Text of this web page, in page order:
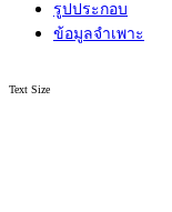
รูปประกอบ
ข้อมูลจำเพาะ
Text Size